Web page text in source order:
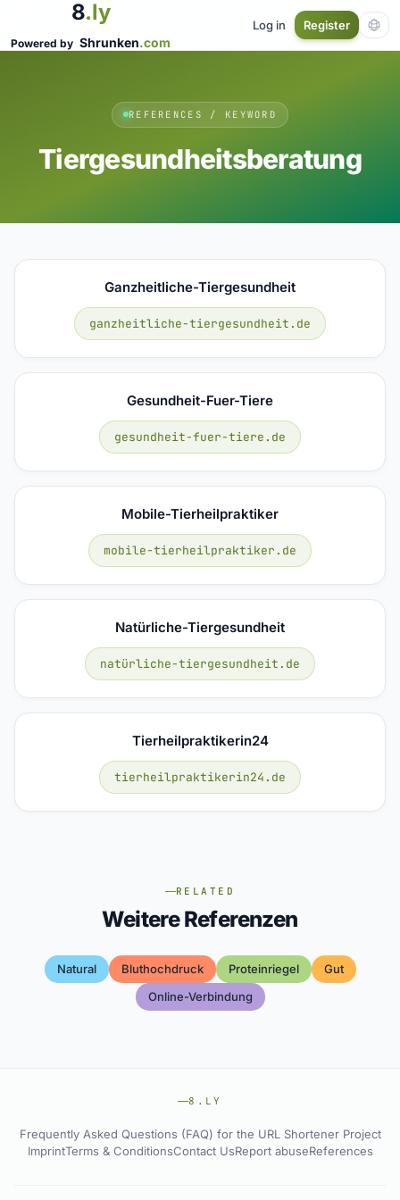
8.ly
Powered by Shrunken.com
Log in Register
REFERENCES / KEYWORD
Tiergesundheitsberatung
Ganzheitliche-Tiergesundheit
ganzheitliche-tiergesundheit.de
Gesundheit-Fuer-Tiere
gesundheit-fuer-tiere.de
Mobile-Tierheilpraktiker
mobile-tierheilpraktiker.de
Natürliche-Tiergesundheit
natürliche-tiergesundheit.de
Tierheilpraktikerin24
tierheilpraktikerin24.de
RELATED
Weitere Referenzen
Natural Bluthochdruck Proteinriegel
Gut
Online-Verbindung
8.LY
Frequently Asked Questions (FAQ) for the URL Shortener Project
ImprintTerms & ConditionsContact UsReport abuseReferences